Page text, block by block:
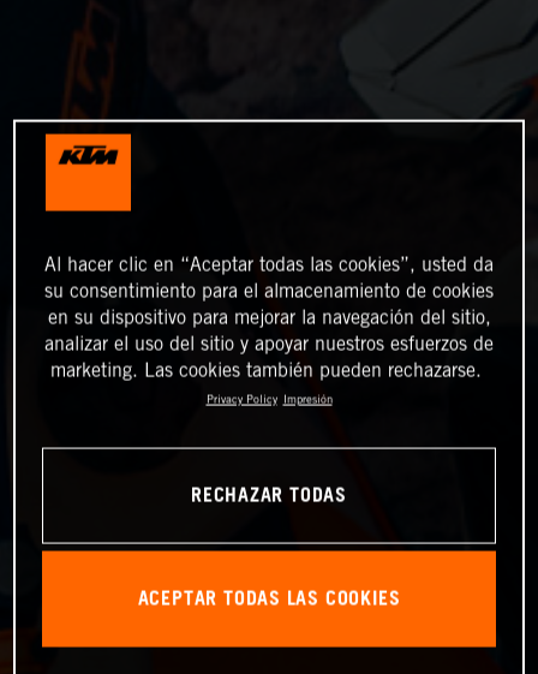
Al hacer clic en “Aceptar todas las cookies”, usted da
su consentimiento para el almacenamiento de cookies
en su dispositivo para mejorar la navegación del sitio,
analizar el uso del sitio y apoyar nuestros esfuerzos de
marketing. Las cookies también pueden rechazarse.
Privacy Policy Impresión
RECHAZAR TODAS
ACEPTAR TODAS LAS COOKIES